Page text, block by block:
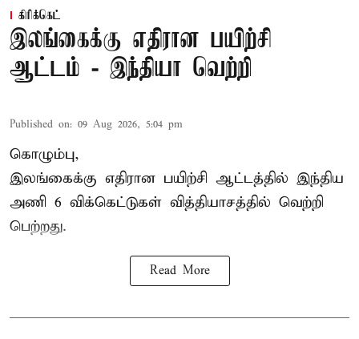
கிரிக்கெட்
இலங்கைக்கு எதிரான பயிற்சி
ஆட்டம் - இந்தியா வெற்றி
Published on: 09 Aug 2026, 5:04 pm
கொழும்பு,
இலங்கைக்கு எதிரான பயிற்சி ஆட்டத்தில் இந்திய
அணி 6 விக்கெட்டுகள் வித்தியாசத்தில் வெற்றி
பெற்றது.
Read More